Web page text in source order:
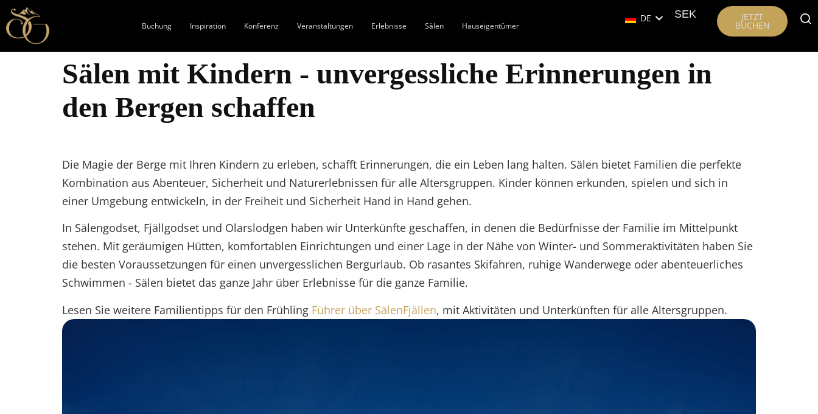
Buchung Inspiration Konferenz Veranstaltungen Erlebnisse Sälen Hauseigentümer
DE SEK JETZT
BUCHEN
Sälen mit Kindern - unvergessliche Erinnerungen in
den Bergen schaffen
Die Magie der Berge mit Ihren Kindern zu erleben, schafft Erinnerungen, die ein Leben lang halten. Sälen bietet Familien die perfekte
Kombination aus Abenteuer, Sicherheit und Naturerlebnissen für alle Altersgruppen. Kinder können erkunden, spielen und sich in
einer Umgebung entwickeln, in der Freiheit und Sicherheit Hand in Hand gehen.
In Sälengodset, Fjällgodset und Olarslodgen haben wir Unterkünfte geschaffen, in denen die Bedürfnisse der Familie im Mittelpunkt
stehen. Mit geräumigen Hütten, komfortablen Einrichtungen und einer Lage in der Nähe von Winter- und Sommeraktivitäten haben Sie
die besten Voraussetzungen für einen unvergesslichen Bergurlaub. Ob rasantes Skifahren, ruhige Wanderwege oder abenteuerliches
Schwimmen - Sälen bietet das ganze Jahr über Erlebnisse für die ganze Familie.
Lesen Sie weitere Familientipps für den Frühling Führer über SälenFjällen, mit Aktivitäten und Unterkünften für alle Altersgruppen.